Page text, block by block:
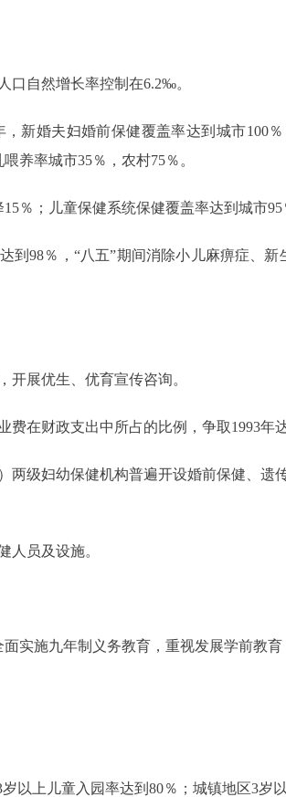
自然增长率控制在6.2‰。
婚夫妇婚前保健覆盖率达到城市100％
养率城市35％，农村75％。
；儿童保健系统保健覆盖率达到城市95
98％，“八五”期间消除小儿麻痹症、新
展优生、优育宣传咨询。
财政支出中所占的比例，争取1993年达
级妇幼保健机构普遍开设婚前保健、遗
员及设施。
施九年制义务教育，重视发展学前教育
上儿童入园率达到80％；城镇地区3岁以